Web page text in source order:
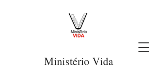
Ministério Vida